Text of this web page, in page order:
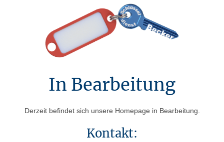
In Bearbeitung
Derzeit befindet sich unsere Homepage in Bearbeitung.
Kontakt: